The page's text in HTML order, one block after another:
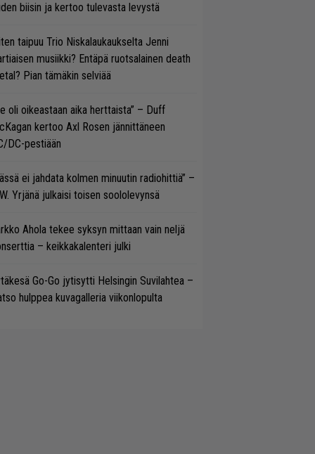
biisin ja kertoo tulevasta levystä
taipuu Trio Niskalaukaukselta Jenni
musiikki? Entäpä ruotsalainen death
Pian tämäkin selviää
oli oikeastaan aika herttaista” – Duff
kertoo Axl Rosen jännittäneen
DC-pestiään
ei jahdata kolmen minuutin radiohittiä” –
Yrjänä julkaisi toisen soololevynsä
Ahola tekee syksyn mittaan vain neljä
– keikkakalenteri julki
Go-Go jytisytti Helsingin Suvilahtea –
hulppea kuvagalleria viikonlopulta